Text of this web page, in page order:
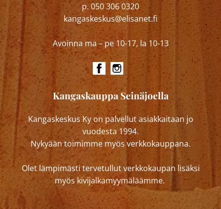
p. 050 306 0320
kangaskeskus@elisanet.fi
Avoinna ma – pe 10-17, la 10-13
Kangaskauppa Seinäjoella
Kangaskeskus Ky on palvellut asiakkaitaan jo
vuodesta 1994.
Nykyään toimimme myös verkkokauppana.
Olet lämpimästi tervetullut verkkokaupan lisäksi
myös kivijalkamyymäläämme.